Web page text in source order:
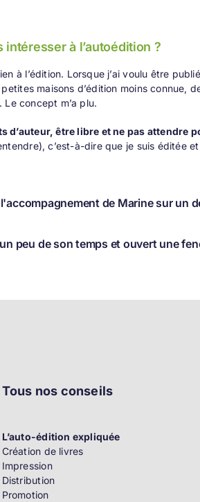
intéresser à l’autoédition ?
à l’édition. Lorsque j’ai voulu être
maisons d’édition moins connue,
Le concept m’a plu.
d’auteur, être libre et ne pas attendre
c’est-à-dire que je suis éditée
de Marine sur un
peu de son temps et ouvert une
Tous nos conseils
L’auto-édition expliquée
Création de livres
Impression
Distribution
Promotion